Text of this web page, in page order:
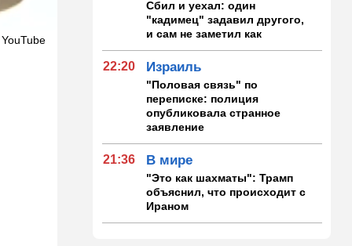
Сбил и уехал: один
"кадимец" задавил другого,
и сам не заметил как
22:20 Израиль
"Половая связь" по
переписке: полиция
опубликовала странное
заявление
21:36 В мире
"Это как шахматы": Трамп
объяснил, что происходит с
Ираном